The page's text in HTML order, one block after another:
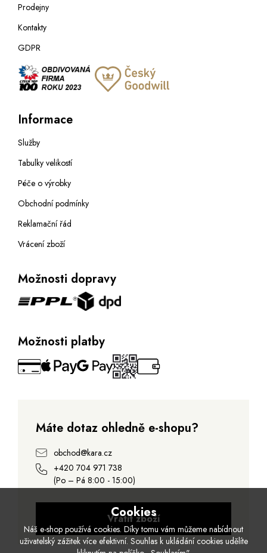
Prodejny
Kontakty
GDPR
Informace
Služby
Tabulky velikostí
Péče o výrobky
Obchodní podmínky
Reklamační řád
Vrácení zboží
Možnosti dopravy
Možnosti platby
Máte dotaz ohledně e-shopu?
obchod@kara.cz
+420 704 971 738
(Po – Pá 8:00 - 15:00)
Vrátit zboží
Cookies
Náš e-shop používá cookies. Díky tomu vám můžeme nabídnout
uživatelský zážitek více efektivní. Souhlas k ukládání cookies udělíte